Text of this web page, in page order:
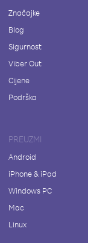
Značajke
Blog
Sigurnost
Viber Out
Cijene
Podrška
PREUZMI
Android
iPhone & iPad
Windows PC
Mac
Linux